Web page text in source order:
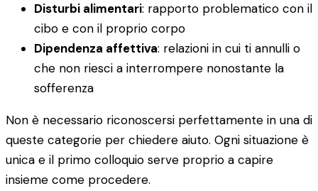
Disturbi alimentari: rapporto problematico con il
cibo e con il proprio corpo
Dipendenza affettiva: relazioni in cui ti annulli o
che non riesci a interrompere nonostante la
sofferenza
Non è necessario riconoscersi perfettamente in una di
queste categorie per chiedere aiuto. Ogni situazione è
unica e il primo colloquio serve proprio a capire
insieme come procedere.